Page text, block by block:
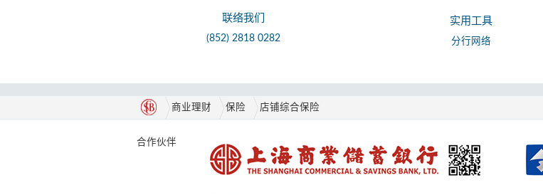
联络我们
(852) 2818 0282
实用工具
分行网络
商业理财 保险 店铺综合保险
合作伙伴